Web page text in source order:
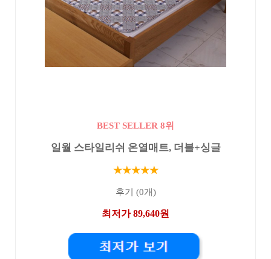
BEST SELLER 8위
일월 스타일리쉬 온열매트, 더블+싱글
★★★★★
후기 (0개)
최저가 89,640원